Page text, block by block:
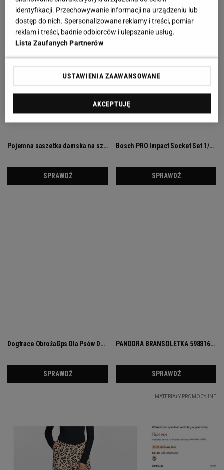
identyfikacji. Przechowywanie informacji na urządzeniu lub
dostęp do nich. Spersonalizowane reklamy i treści, pomiar
reklam i treści, badnie odbiorców i ulepszanie usług.
Lista Zaufanych Partnerów
USTAWIENIA ZAAWANSOWANE
AKCEPTUJĘ